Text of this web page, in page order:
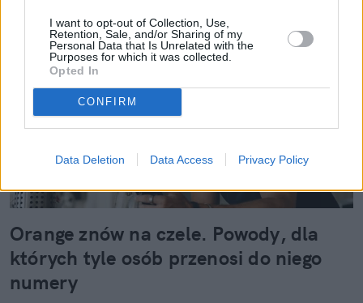
I want to opt-out of Collection, Use,
Retention, Sale, and/or Sharing of my
Personal Data that Is Unrelated with the
Purposes for which it was collected.
Opted In
CONFIRM
Data Deletion Data Access Privacy Policy
Orange znów na czele. Powody, dla
których tyle osób przenosi do niego
numery